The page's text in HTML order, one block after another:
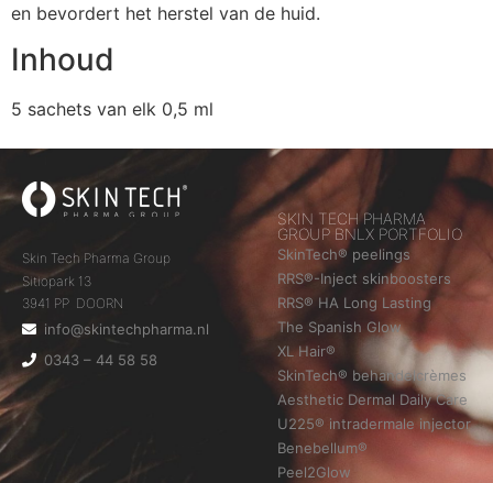
en bevordert het herstel van de huid.
Inhoud
5 sachets van elk 0,5 ml
Skin Tech Pharma Group
Sitiopark 13
3941 PP DOORN
info@skintechpharma.nl
0343 – 44 58 58
SKIN TECH PHARMA
GROUP BNLX PORTFOLIO
SkinTech® peelings
RRS®-Inject skinboosters
RRS® HA Long Lasting
The Spanish Glow
XL Hair®
SkinTech® behandelcrèmes
Aesthetic Dermal Daily Care
U225® intradermale injector
Benebellum®
Peel2Glow